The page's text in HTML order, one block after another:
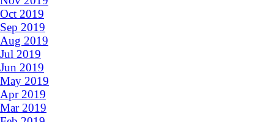
Oct 2019
Sep 2019
Aug 2019
Jul 2019
Jun 2019
May 2019
Apr 2019
Mar 2019